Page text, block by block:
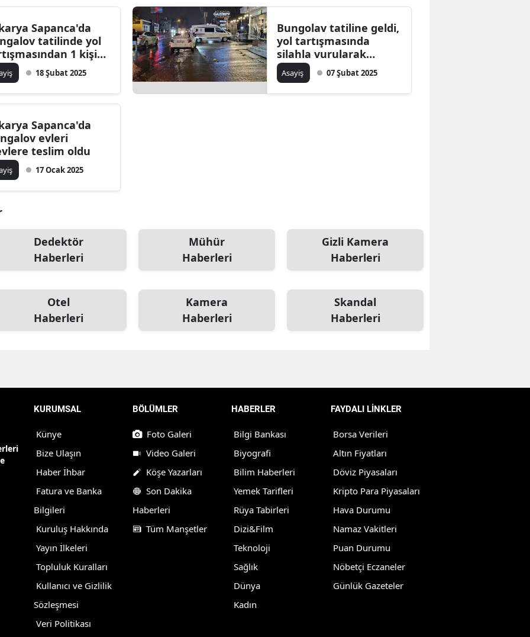
Gümüşhane
Hakkari
Hatay
Kayseri
Kırşehir
Kocaeli
Malatya
Manisa
Kahramanmaraş
Muğla
Muş
Nevşehir
Ordu
Sapanca'da
tatilinde yol
1 kişi
Zanlı cephene
evde yakalandı
18 Şubat 2025
Bungolav tatiline geldi,
yol tartışmasında
silahla vurularak
öldürüldü
Asayiş 07 Şubat 2025
Sapanca'da
evleri
teslim oldu
17 Ocak 2025
Dedektör
Haberleri
Mühür
Haberleri
Gizli Kamera
Haberleri
Otel
Haberleri
Kamera
Haberleri
Skandal
Haberleri
KURUMSAL
Künye
Bize Ulaşın
Haber İhbar
Fatura ve Banka
Bilgileri
Kuruluş Hakkında
Yayın İlkeleri
Topluluk Kuralları
Kullanıcı ve Gizlilik
Sözleşmesi
Veri Politikası
BÖLÜMLER
Foto Galeri
Video Galeri
Köşe Yazarları
Son Dakika
Haberleri
Tüm Manşetler
HABERLER
Bilgi Bankası
Biyografi
Bilim Haberleri
Yemek Tarifleri
Rüya Tabirleri
Dizi&Film
Teknoloji
Sağlık
Dünya
Kadın
FAYDALI LİNKLER
Borsa Verileri
Altın Fiyatları
Döviz Piyasaları
Kripto Para Piyasaları
Hava Durumu
Namaz Vakitleri
Puan Durumu
Nöbetçi Eczaneler
Günlük Gazeteler